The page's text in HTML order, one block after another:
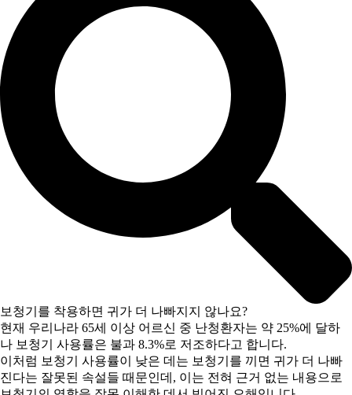
보청기를 착용하면 귀가 더 나빠지지 않나요?
현재 우리나라 65세 이상 어르신 중 난청환자는 약 25%에 달하
나 보청기 사용률은 불과 8.3%로 저조하다고 합니다.
이처럼 보청기 사용률이 낮은 데는 보청기를 끼면 귀가 더 나빠
진다는 잘못된 속설들 때문인데, 이는 전혀 근거 없는 내용으로